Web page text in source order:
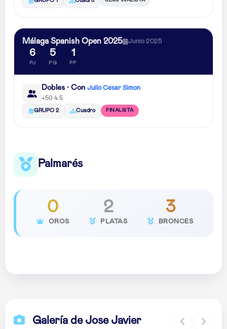
Málaga Spanish Open 2025 Junio 2025
6
PJ
5
PG
1
PP
Dobles · Con Julio Cesar Simon
+50 4.5
GRUPO 2 Cuadro FINALISTA
Palmarés
0
OROS
2
PLATAS
3
BRONCES
Galería de Jose Javier